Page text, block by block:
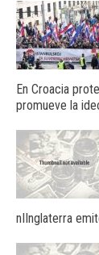
En Croacia
promueve la
nIInglaterra